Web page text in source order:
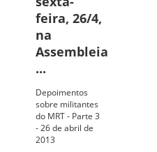
feira, 26/4,
na
Assembleia
...
Depoimentos
sobre militantes
do MRT - Parte 3
- 26 de abril de
2013